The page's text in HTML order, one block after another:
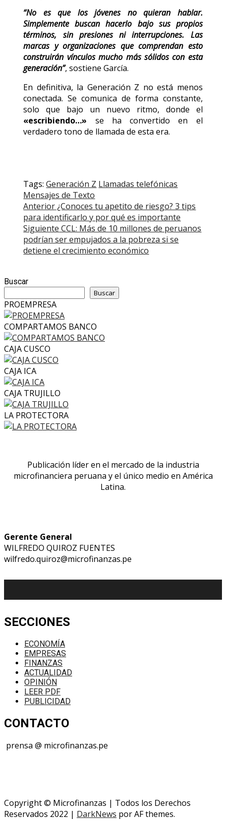
“No es que los jóvenes no quieran hablar.
Simplemente buscan hacerlo bajo sus propios
términos, sin presiones ni interrupciones. Las
marcas y organizaciones que comprendan esto
construirán vínculos mucho más sólidos con esta
generación”, sostiene García.
En definitiva, la Generación Z no está menos
conectada. Se comunica de forma constante,
solo que bajo un nuevo ritmo, donde el
«escribiendo…» se ha convertido en el
verdadero tono de llamada de esta era.
Tags:Generación Z Llamadas telefónicas
Mensajes de Texto
Post
navigation
Anterior¿Conoces tu apetito de riesgo? 3 tips
para identificarlo y por qué es importante
Siguiente CCL: Más de 10 millones de peruanos
podrían ser empujados a la pobreza si se
detiene el crecimiento económico
Buscar
Buscar
PROEMPRESA
COMPARTAMOS BANCO
CAJA CUSCO
CAJA ICA
CAJA TRUJILLO
LA PROTECTORA
Publicación líder en el mercado de la industria
microfinanciera peruana y el único medio en América
Latina.
Gerente General
WILFREDO QUIROZ FUENTES
wilfredo.quiroz@microfinanzas.pe
SECCIONES
ECONOMÍA
EMPRESAS
FINANZAS
ACTUALIDAD
OPINIÓN
LEER PDF
PUBLICIDAD
CONTACTO
prensa @ microfinanzas.pe
Copyright © Microfinanzas | Todos los Derechos
Reservados 2022 | DarkNews por AF themes.